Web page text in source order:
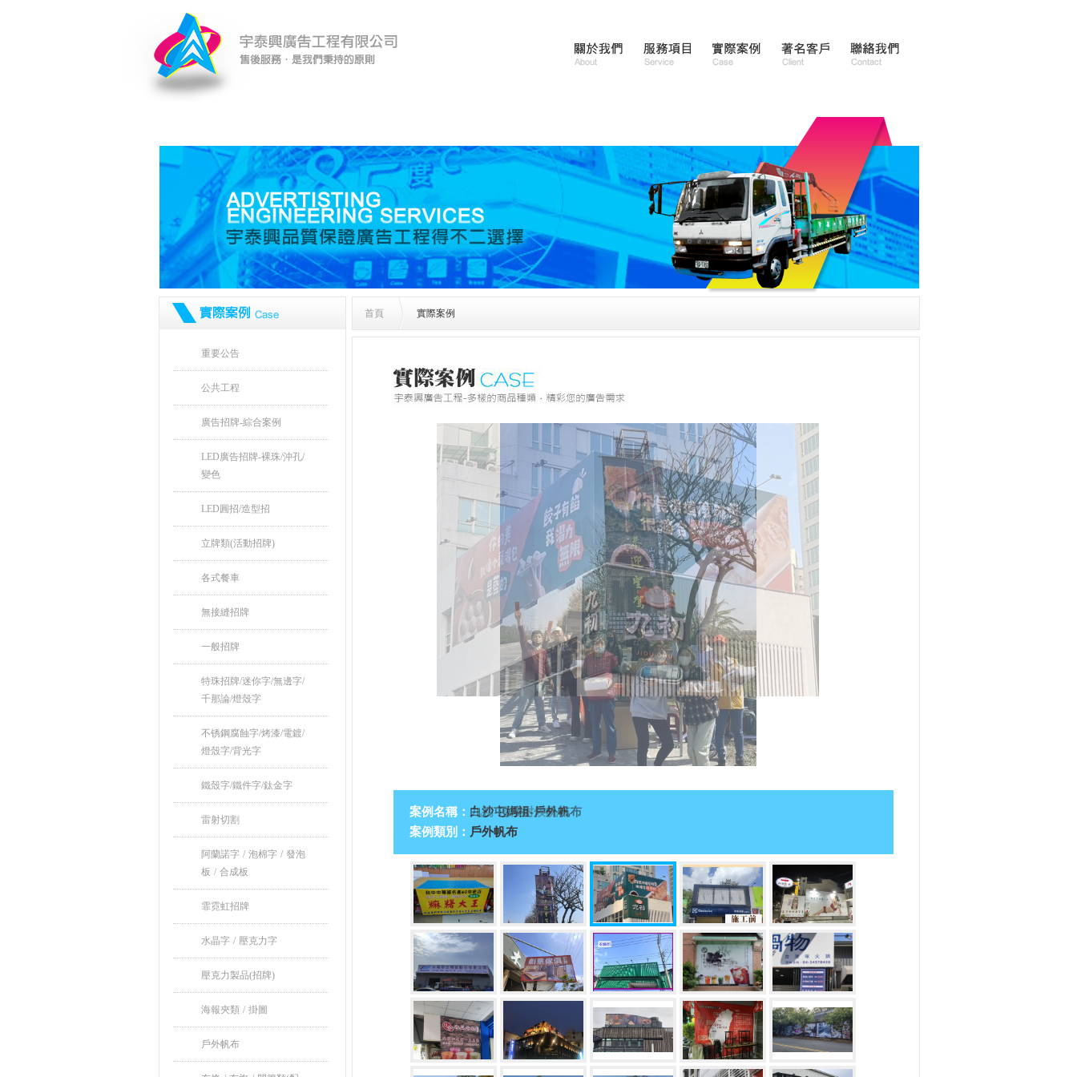
重要公告
公共工程
廣告招牌-綜合案例
LED廣告招牌-裸珠/沖孔/
變色
LED圓招/造型招
立牌類(活動招牌)
各式餐車
無接縫招牌
一般招牌
特珠招牌/迷你字/無邊字/
千那論/燈殼字
不锈鋼腐蝕字/烤漆/電鍍/
燈殼字/背光字
鐵殼字/鐵件字/鈦金字
雷射切割
阿蘭諾字 / 泡棉字 / 發泡
板 / 合成板
霏霓虹招牌
水晶字 / 壓克力字
壓克力製品(招牌)
海報夾類 / 掛圖
戶外帆布
首頁 實際案例
案例名稱： 九初-頂樓耐候帆布
案例類別： 戶外帆布